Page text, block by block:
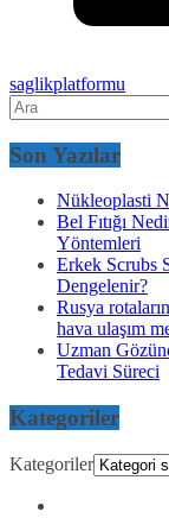
saglikplatformu
Son Yazılar
Nükleoplasti
Bel Fıtığı
Yöntemleri
Erkek Scrubs
Dengelenir?
Rusya
hava ulaşım
Uzman
Tedavi Süreci
Kategoriler
Kategoriler